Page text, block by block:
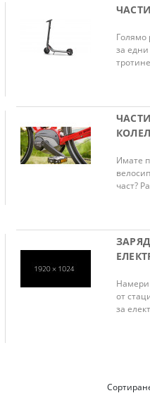
ЧАСТИ
Голямо
за
Имате
част?
Намери
от
за